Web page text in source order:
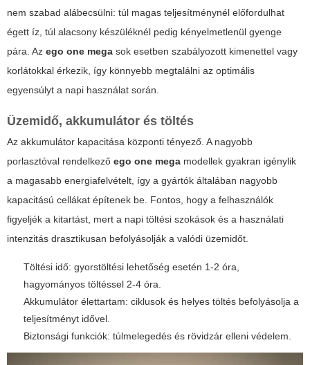
nem szabad alábecsülni: túl magas teljesítménynél előfordulhat
égett íz, túl alacsony készüléknél pedig kényelmetlenül gyenge
pára. Az ego one mega sok esetben szabályozott kimenettel vagy
korlátokkal érkezik, így könnyebb megtalálni az optimális
egyensúlyt a napi használat során.
Üzemidő, akkumulátor és töltés
Az akkumulátor kapacitása központi tényező. A nagyobb
porlasztóval rendelkező ego one mega modellek gyakran igénylik
a magasabb energiafelvételt, így a gyártók általában nagyobb
kapacitású cellákat építenek be. Fontos, hogy a felhasználók
figyeljék a kitartást, mert a napi töltési szokások és a használati
intenzitás drasztikusan befolyásolják a valódi üzemidőt.
Töltési idő: gyorstöltési lehetőség esetén 1-2 óra,
hagyományos töltéssel 2-4 óra.
Akkumulátor élettartam: ciklusok és helyes töltés befolyásolja a
teljesítményt idővel.
Biztonsági funkciók: túlmelegedés és rövidzár elleni védelem.